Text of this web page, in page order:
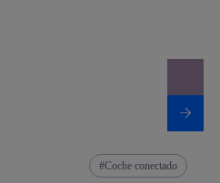
Coche conectado